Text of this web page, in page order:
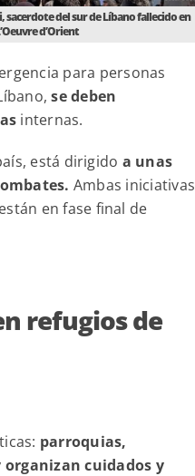
sacerdote del sur de Líbano fallecido en
d’Orient
para personas
se deben
internas.
está dirigido a unas
Ambas iniciativas
en fase final de
refugios de
parroquias,
organizan cuidados y